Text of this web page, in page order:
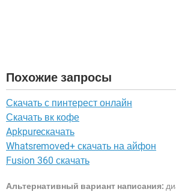
Похожие запросы
Скачать с пинтерест онлайн
Скачать вк кофе
Apkpureскачать
Whatsremoved+ скачать на айфон
Fusion 360 скачать
Альтернативный вариант написания: